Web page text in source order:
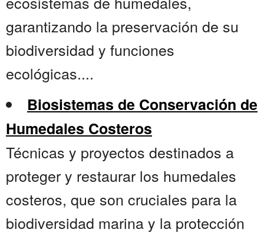
garantizando la preservación de su
biodiversidad y funciones
ecológicas....
Biosistemas de Conservación de
Humedales Costeros
Técnicas y proyectos destinados a
proteger y restaurar los humedales
costeros, que son cruciales para la
biodiversidad marina y la protección